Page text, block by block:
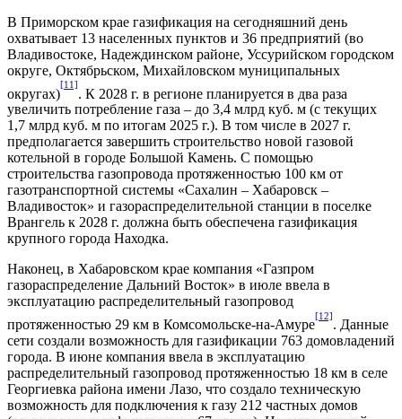
В Приморском крае газификация на сегодняшний день
охватывает 13 населенных пунктов и 36 предприятий (во
Владивостоке, Надеждинском районе, Уссурийском городском
округе, Октябрьском, Михайловском муниципальных
округах)
[11]
. К 2028 г. в регионе планируется в два раза
увеличить потребление газа – до 3,4 млрд куб. м (с текущих
1,7 млрд куб. м по итогам 2025 г.). В том числе в 2027 г.
предполагается завершить строительство новой газовой
котельной в городе Большой Камень. С помощью
строительства газопровода протяженностью 100 км от
газотранспортной системы «Сахалин – Хабаровск –
Владивосток» и газораспределительной станции в поселке
Врангель к 2028 г. должна быть обеспечена газификация
крупного города Находка.
Наконец, в Хабаровском крае компания «Газпром
газораспределение Дальний Восток» в июле ввела в
эксплуатацию распределительный газопровод
протяженностью 29 км в Комсомольске-на-Амуре
[12]
. Данные
сети создали возможность для газификации 763 домовладений
города. В июне компания ввела в эксплуатацию
распределительный газопровод протяженностью 18 км в селе
Георгиевка района имени Лазо, что создало техническую
возможность для подключения к газу 212 частных домов